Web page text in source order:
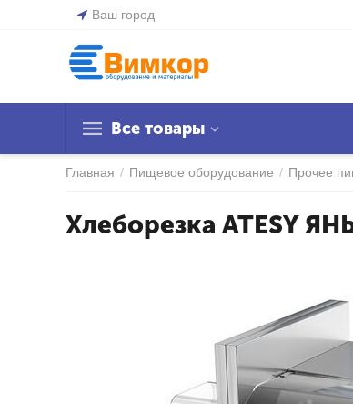
Ваш город
Все товары
Главная / Пищевое оборудование / Прочее
Хлеборезка ATESY